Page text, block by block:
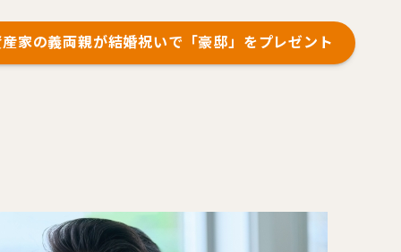
家の義両親が結婚祝いで「豪邸」をプレゼント